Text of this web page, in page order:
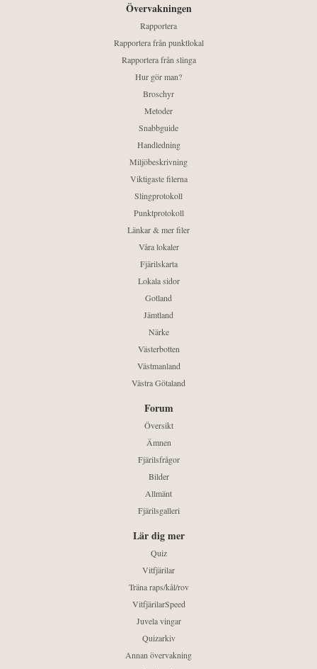
Övervakningen
Rapportera
Rapportera från punktlokal
Rapportera från slinga
Hur gör man?
Broschyr
Metoder
Snabbguide
Handledning
Miljöbeskrivning
Viktigaste filerna
Slingprotokoll
Punktprotokoll
Länkar & mer filer
Våra lokaler
Fjärilskarta
Lokala sidor
Gotland
Jämtland
Närke
Västerbotten
Västmanland
Västra Götaland
Forum
Översikt
Ämnen
Fjärilsfrågor
Bilder
Allmänt
Fjärilsgalleri
Lär dig mer
Quiz
Vitfjärilar
Träna raps/kål/rov
VitfjärilarSpeed
Juvela vingar
Quizarkiv
Annan övervakning